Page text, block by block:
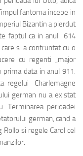
fantoma incepe in
Bizantin a pierdut
faptul ca in anul 614
s-a confruntat cu o
cu regenti „major
data in anul 911.
regelui Charlemagne
german nu a existat
Terminarea perioadei
german, cand a
si regele Carol cel